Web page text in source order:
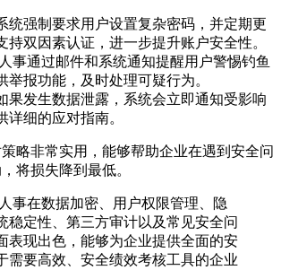
统强制要求用户设置复杂密码，并定期更
持双因素认证，进一步提升账户安全性。
人事通过邮件和系统通知提醒用户警惕钓鱼
举报功能，及时处理可疑行为。
果发生数据泄露，系统会立即通知受影响
详细的应对指南。
略非常实用，能够帮助企业在遇到安全问
将损失降到最低。
事在数据加密、用户权限管理、隐
稳定性、第三方审计以及常见安全问
表现出色，能够为企业提供全面的安
需要高效、安全绩效考核工具的企业